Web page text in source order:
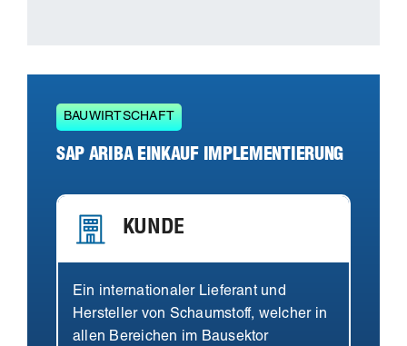
BAUWIRTSCHAFT
SAP ARIBA EINKAUF IMPLEMENTIERUNG
KUNDE
Ein internationaler Lieferant und
Hersteller von Schaumstoff, welcher in
allen Bereichen im Bausektor